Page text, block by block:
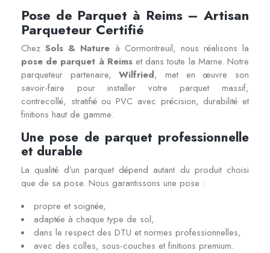
Pose de Parquet à Reims – Artisan
Parqueteur Certifié
ChezSols & Nature à Cormontreuil, nous réalisons la
pose de parquet à Reimset dans toute la Marne. Notre
parqueteur partenaire,Wilfried, met en œuvre son
savoir-faire pour installer votre parquet massif,
contrecollé, stratifié ou PVC avec précision, durabilité et
finitions haut de gamme.
Une pose de parquet professionnelle
et durable
La qualité d’un parquet dépend autant du produit choisi
que de sa pose. Nous garantissons une pose :
propre et soignée,
adaptée à chaque type de sol,
dans le respect des DTU et normes professionnelles,
avec des colles, sous-couches et finitions premium.